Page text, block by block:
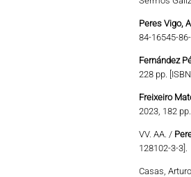
Peres Vigo,
84-16545-
Fernández
228 pp.
Freixeiro
2023, 182
VV. AA. /
128102-3-3].
Casas,